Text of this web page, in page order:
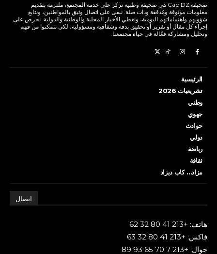
صحيفة Cap DZ هي صحيفة وطنية تركز على خدمة المجتمع، ملتزمة بتقديم
معلومات موثوقة ومُدققة وذات صلة. نبقى على اتصال وثيق بالمواطنين، ونتابع
شؤونهم واهتماماتهم اليومية، ونغطي الأخبار المحلية والوطنية والدولية. نحرص على
إجراء كل مقال أو تقرير أو تحقيق بدقة وشفافية ومسؤولية، لكي تتمكنوا من فهم
وتحليل ومشاركة فعّالة في حياة مجتمعنا.
الرئيسية
تشريعيات 2026
وطني
جهوي
حوادث
دولي
رياضة
ثقافة
مزاد… كاب ديزاد
اتصال
هاتف: +213 41 80 32 62
فاكس: +213 41 80 32 63
جوال: +213 7 70 65 93 89